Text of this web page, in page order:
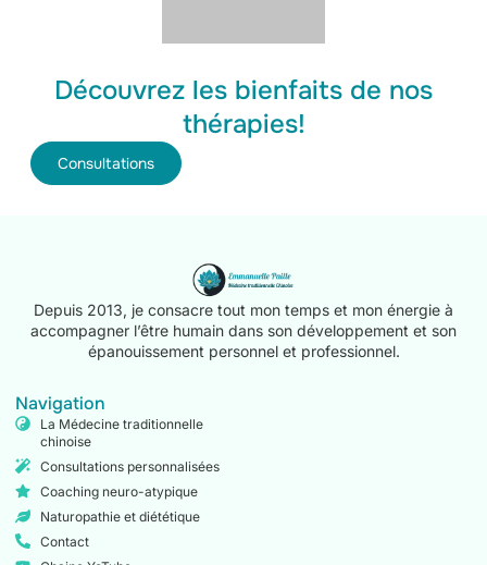
Découvrez les bienfaits de nos
thérapies!
Consultations
Depuis 2013, je consacre tout mon temps et mon énergie à
accompagner l’être humain dans son développement et son
épanouissement personnel et professionnel.
Navigation
La Médecine traditionnelle
chinoise
Consultations personnalisées
Coaching neuro-atypique
Naturopathie et diététique
Contact